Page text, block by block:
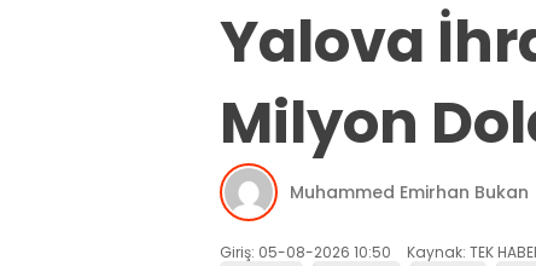
Yalova
Milyon
Muhammed Emirhan Bukan
Giriş: 05-08-2026 10:50 Kaynak: TEK